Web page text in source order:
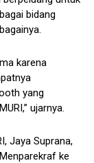
bidang
karena
yang
ujarnya.
Jaya Suprana,
ke